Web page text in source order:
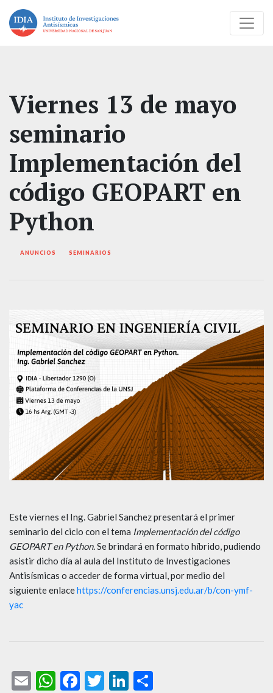
Viernes 13 de mayo
seminario
Implementación del
código GEOPART en
Python
ANUNCIOS SEMINARIOS
Este viernes el Ing. Gabriel Sanchez presentará el primer
seminario del ciclo con el tema Implementación del código
GEOPART en Python.Se brindará en formato híbrido, pudiendo
asistir dicho día al aula del Instituto de Investigaciones
Antisísmicas o acceder de forma virtual, por medio del
siguiente enlacehttps://conferencias.unsj.edu.ar/b/con-ymf-
yac
EmailWhatsApp
Facebook
TwitterLinkedIn